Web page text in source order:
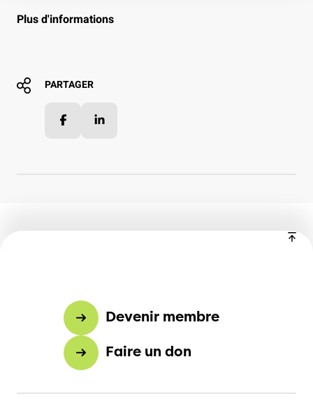
Plus d'informations
PARTAGER
Facebook
Devenir membre
Faire un don